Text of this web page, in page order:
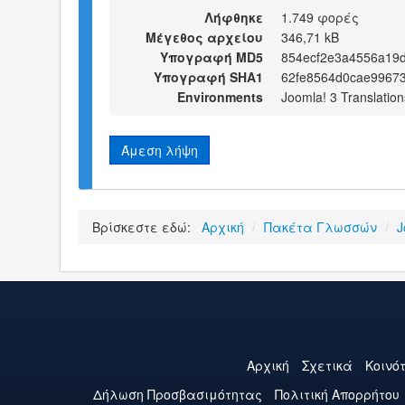
Λήφθηκε
1.749 φορές
Μέγεθος αρχείου
346,71 kB
Υπογραφή MD5
Υπογραφή SHA1
Environments
Joomla! 3
Άμεση λήψη
Βρίσκεστε εδώ: Αρχική / Πακέτα Γλωσσών /
Αρχική Σχετικά
Δήλωση Προσβασιμότητας
Πολιτική Aπορρήτου